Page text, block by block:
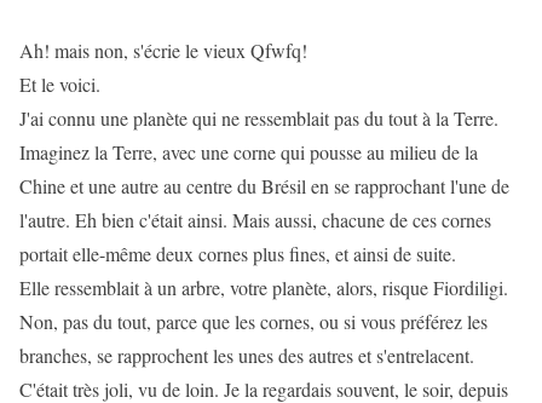
Ah! mais non, s'écrie le vieux Qfwfq!
Et le voici.
J'ai connu une planète qui ne ressemblait pas du tout à la Terre.
Imaginez la Terre, avec une corne qui pousse au milieu de la
Chine et une autre au centre du Brésil en se rapprochant l'une de
l'autre. Eh bien c'était ainsi. Mais aussi, chacune de ces cornes
portait elle-même deux cornes plus fines, et ainsi de suite.
Elle ressemblait à un arbre, votre planète, alors, risque Fiordiligi.
Non, pas du tout, parce que les cornes, ou si vous préférez les
branches, se rapprochent les unes des autres et s'entrelacent.
C'était très joli, vu de loin. Je la regardais souvent, le soir, depuis